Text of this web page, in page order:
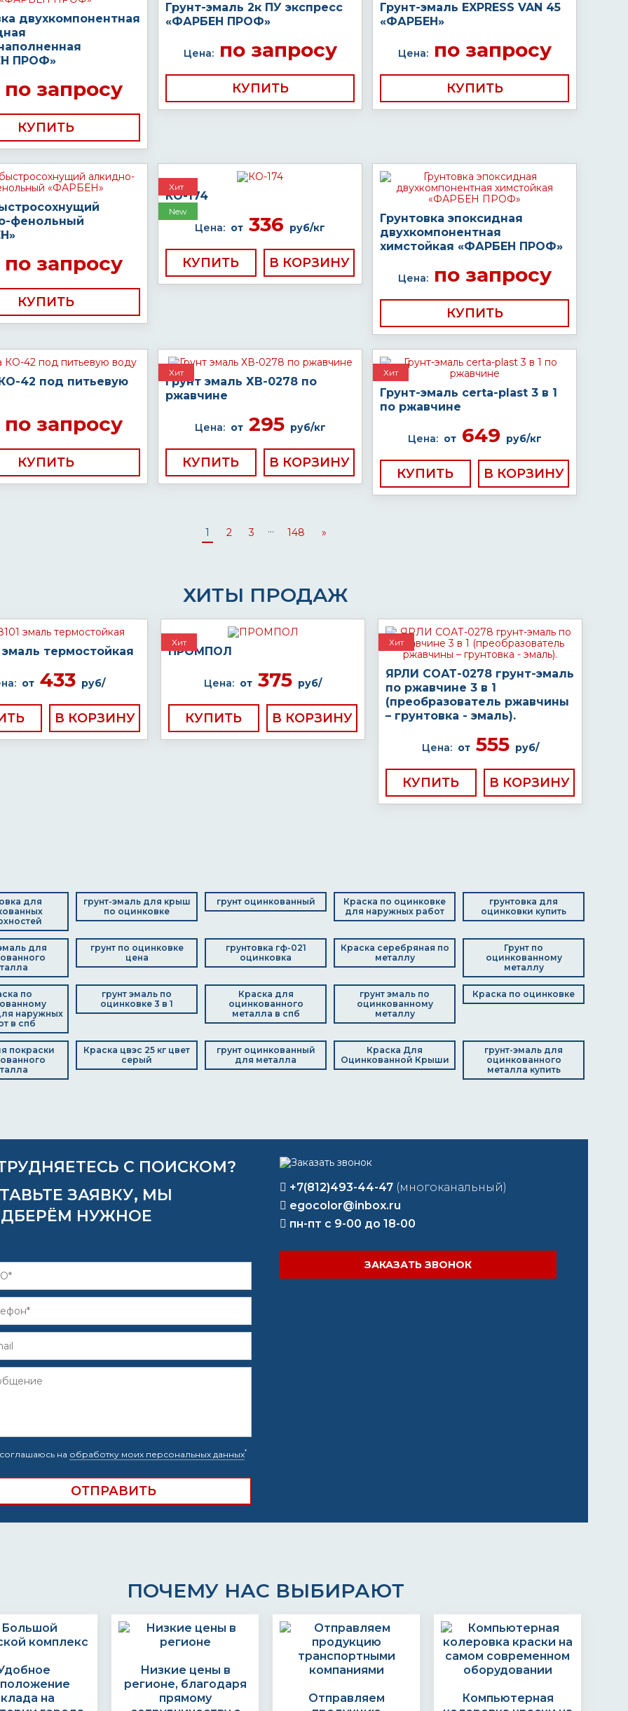
двухкомпонентная
ПРОФ»
запросу
КУПИТЬ
Грунт-эмаль 2к ПУ экспресс
«ФАРБЕН ПРОФ»
Цена:по запросу
КУПИТЬ
Грунт-эмаль EXPRESS VAN 45
«ФАРБЕН»
Цена:по запросу
КУПИТЬ
фенольный
запросу
КУПИТЬ
Хит
New
КО-174
Цена: от 336 руб/кг
КУПИТЬ
Грунтовка эпоксидная
двухкомпонентная
химстойкая «ФАРБЕН ПРОФ»
Цена:по запросу
КУПИТЬ
42 под питьевую
запросу
КУПИТЬ
Хит
Грунт эмаль ХВ-0278 по
ржавчине
Цена: от295 руб/кг
КУПИТЬ
Хит
Грунт-эмаль certa-plast 3 в 1
по ржавчине
Цена: от649 руб/кг
КУПИТЬ
1 2 3 ... 148 »
ХИТЫ ПРОДАЖ
эмаль термостойкая
от 433 руб/
Хит
ПРОМПОЛ
Цена: от 375 руб/
КУПИТЬ
Хит
ЯРЛИ СОАТ-0278 грунт-эмаль
по ржавчине 3 в 1
(преобразователь ржавчины
– грунтовка - эмаль).
Цена: от555 руб/
КУПИТЬ
для
грунт-эмаль для крыш
по оцинковке
грунт оцинкованный
Краска по оцинковке
для наружных работ
грунтовка для
оцинковки купить
для
грунт по оцинковке
цена
грунтовка гф-021
оцинковка
Краска серебряная по
металлу
Грунт по
оцинкованному
металлу
по
наружных
в спб
грунт эмаль по
оцинковке 3 в 1
Краска для
оцинкованного
металла в спб
грунт эмаль по
оцинкованному
металлу
Краска по оцинковке
покраски
Краска цвэс 25 кг цвет
серый
грунт оцинкованный
для металла
Краска Для
Оцинкованной Крыши
грунт-эмаль для
оцинкованного
металла купить
С ПОИСКОМ?
ЗАЯВКУ, МЫ
НУЖНОЕ
на обработку моих персональных данных*
+7(812)493-44-47 (многоканальный)
egocolor@inbox.ru
пн-пт с 9-00 до 18-00
ЗАКАЗАТЬ ЗВОНОК
ПОЧЕМУ НАС ВЫБИРАЮТ
на
Низкие цены в
регионе, благодаря
прямому
Отправляем
Компьютерная